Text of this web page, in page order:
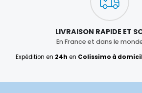
LIVRAISON RAPIDE ET
En France et dans le
Expédition en 24h en Colissimo à